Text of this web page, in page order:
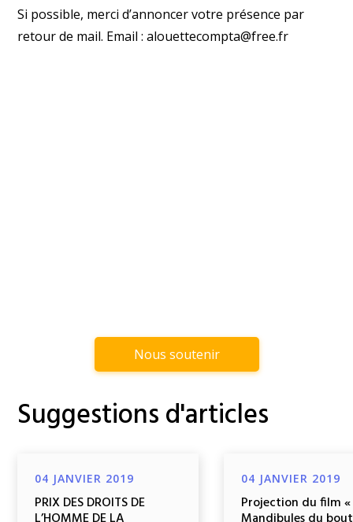
Si possible, merci d’annoncer votre présence par
retour de mail. Email : alouettecompta@free.fr
Nous soutenir
Suggestions d'articles
04 JANVIER 2019
PRIX DES DROITS DE
04 JANVIER 2019
Projection du film «